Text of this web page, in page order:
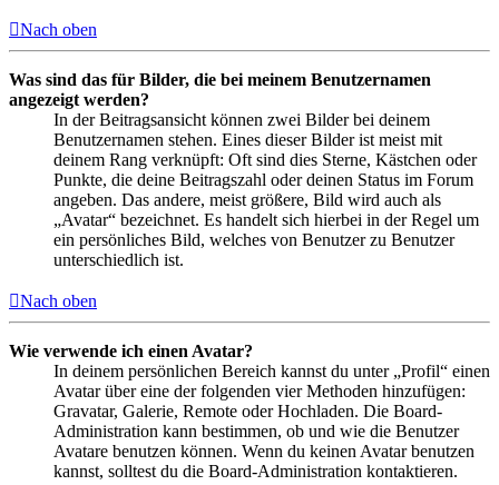
Nach oben
Was sind das für Bilder, die bei meinem Benutzernamen
angezeigt werden?
In der Beitragsansicht können zwei Bilder bei deinem
Benutzernamen stehen. Eines dieser Bilder ist meist mit
deinem Rang verknüpft: Oft sind dies Sterne, Kästchen oder
Punkte, die deine Beitragszahl oder deinen Status im Forum
angeben. Das andere, meist größere, Bild wird auch als
„Avatar“ bezeichnet. Es handelt sich hierbei in der Regel um
ein persönliches Bild, welches von Benutzer zu Benutzer
unterschiedlich ist.
Nach oben
Wie verwende ich einen Avatar?
In deinem persönlichen Bereich kannst du unter „Profil“ einen
Avatar über eine der folgenden vier Methoden hinzufügen:
Gravatar, Galerie, Remote oder Hochladen. Die Board-
Administration kann bestimmen, ob und wie die Benutzer
Avatare benutzen können. Wenn du keinen Avatar benutzen
kannst, solltest du die Board-Administration kontaktieren.